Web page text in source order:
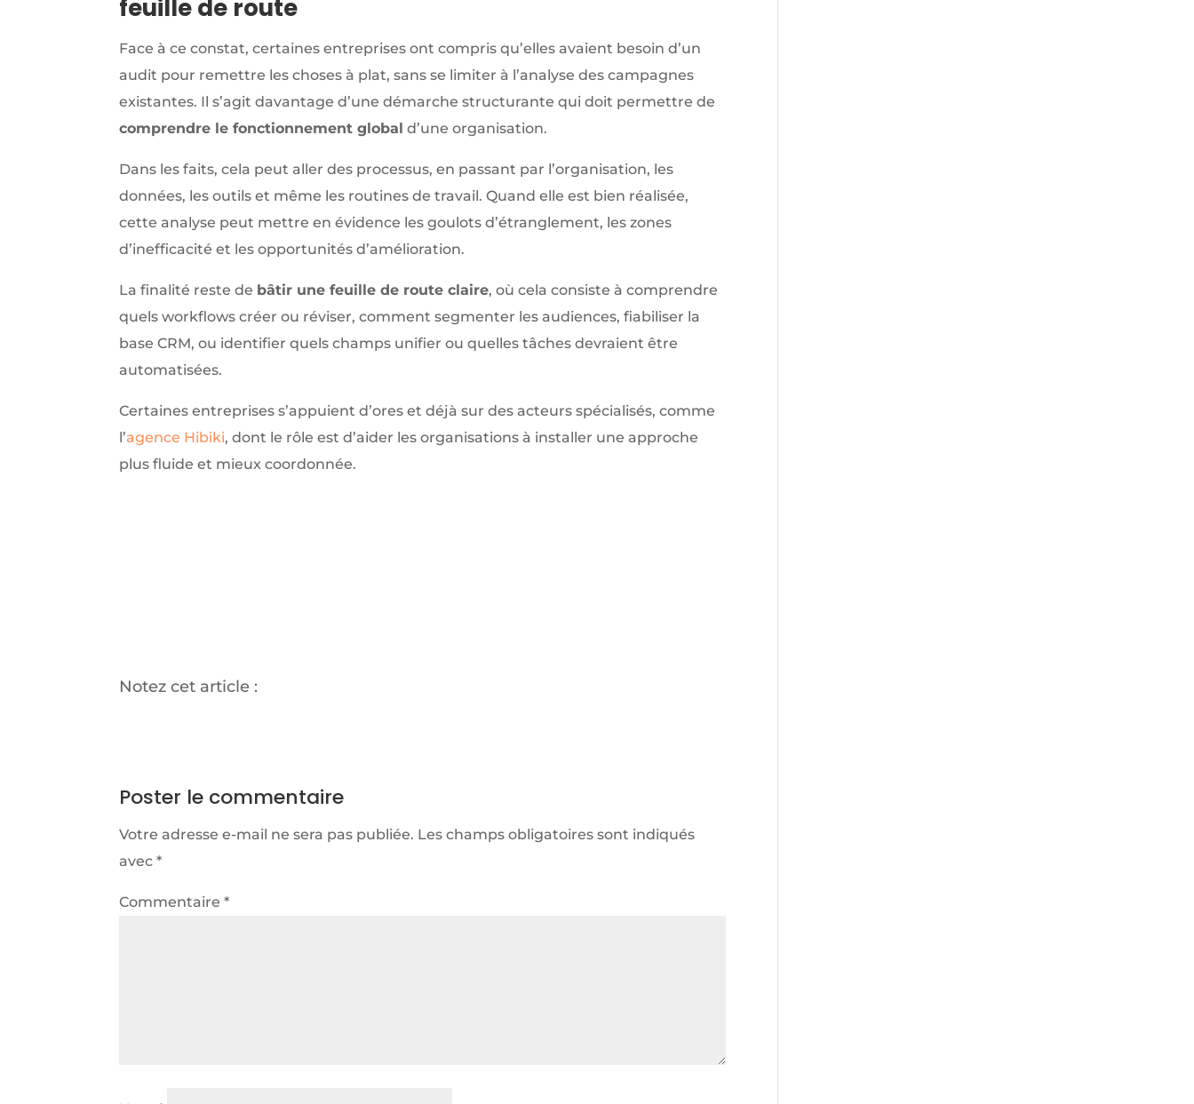
feuille de route
Face à ce constat, certaines entreprises ont compris qu’elles avaient besoin d’un
audit pour remettre les choses à plat, sans se limiter à l’analyse des campagnes
existantes. Il s’agit davantage d’une démarche structurante qui doit permettre de
comprendre le fonctionnement global d’une organisation.
Dans les faits, cela peut aller des processus, en passant par l’organisation, les
données, les outils et même les routines de travail. Quand elle est bien réalisée,
cette analyse peut mettre en évidence les goulots d’étranglement, les zones
d’inefficacité et les opportunités d’amélioration.
La finalité reste de bâtir une feuille de route claire, où cela consiste à comprendre
quels workflows créer ou réviser, comment segmenter les audiences, fiabiliser la
base CRM, ou identifier quels champs unifier ou quelles tâches devraient être
automatisées.
Certaines entreprises s’appuient d’ores et déjà sur des acteurs spécialisés, comme
l’agence Hibiki, dont le rôle est d’aider les organisations à installer une approche
plus fluide et mieux coordonnée.
Notez cet article :
Poster le commentaire
Votre adresse e-mail ne sera pas publiée. Les champs obligatoires sont indiqués
avec*
Commentaire*